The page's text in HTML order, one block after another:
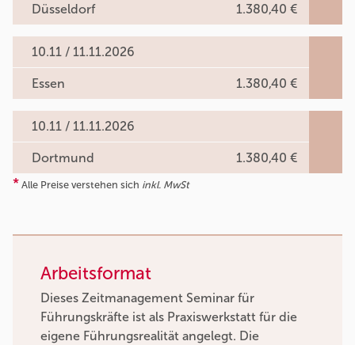
Düsseldorf 1.380,40 €
10.11 / 11.11.2026
Essen 1.380,40 €
10.11 / 11.11.2026
Dortmund 1.380,40 €
* Alle Preise verstehen sich inkl. MwSt
Arbeitsformat
Dieses Zeitmanagement Seminar für
Führungskräfte ist als Praxiswerkstatt für die
eigene Führungsrealität angelegt. Die